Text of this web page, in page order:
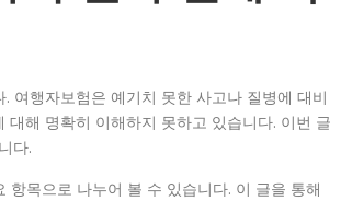
여행자보험은 예기치 못한 사고나 질병에 대비
해 명확히 이해하지 못하고 있습니다. 이번 글
다.
목으로 나누어 볼 수 있습니다. 이 글을 통해